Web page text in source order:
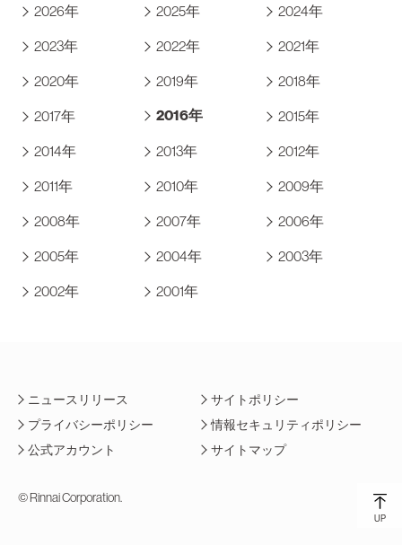
2026年 2025年 2024年
2023年 2022年 2021年
2020年 2019年 2018年
2017年 2016年 2015年
2014年 2013年 2012年
2011年 2010年 2009年
2008年 2007年 2006年
2005年 2004年 2003年
2002年 2001年
ニュースリリース
サイトポリシー
プライバシーポリシー
情報セキュリティポリシー
公式アカウント
サイトマップ
© Rinnai Corporation.
UP